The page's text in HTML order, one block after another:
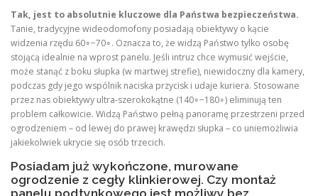
Tak, jest to absolutnie kluczowe dla Państwa bezpieczeństwa.
Tanie, tradycyjne wideodomofony posiadają obiektywy o kącie
widzenia rzędu 60∘−70∘. Oznacza to, że widzą Państwo tylko osobę
stojącą idealnie na wprost panelu. Jeśli intruz chce wymusić wejście,
może stanąć z boku słupka (w martwej strefie), niewidoczny dla kamery,
podczas gdy jego wspólnik naciska przycisk i udaje kuriera. Stosowane
przez nas obiektywy ultra-szerokokątne (140∘−180∘) eliminują ten
problem całkowicie. Widzą Państwo pełną panoramę przestrzeni przed
ogrodzeniem – od lewej do prawej krawędzi słupka – co uniemożliwia
jakiekolwiek ukrycie się osób trzecich.
Posiadam już wykończone, murowane
ogrodzenie z cegły klinkierowej. Czy montaż
panelu podtynkowego jest możliwy bez